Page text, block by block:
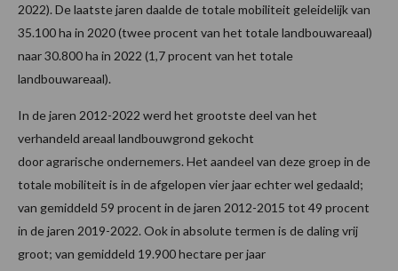
2022). De laatste jaren daalde de totale mobiliteit geleidelijk van
35.100 ha in 2020 (twee procent van het totale landbouwareaal)
naar 30.800 ha in 2022 (1,7 procent van het totale
landbouwareaal).
In de jaren 2012-2022 werd het grootste deel van het
verhandeld areaal landbouwgrond gekocht
door agrarische ondernemers. Het aandeel van deze groep in de
totale mobiliteit is in de afgelopen vier jaar echter wel gedaald;
van gemiddeld 59 procent in de jaren 2012-2015 tot 49 procent
in de jaren 2019-2022. Ook in absolute termen is de daling vrij
groot; van gemiddeld 19.900 hectare per jaar